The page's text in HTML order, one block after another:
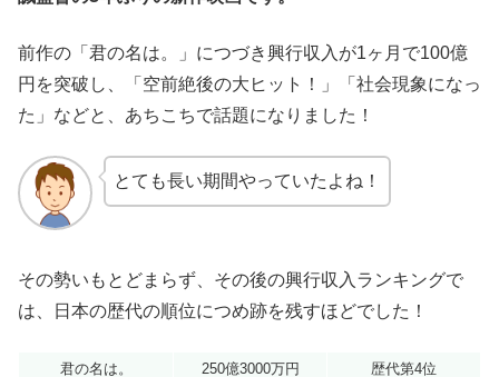
前作の「君の名は。」につづき興行収入が1ヶ月で100億
円を突破し、「空前絶後の大ヒット！」「社会現象になっ
た」などと、あちこちで話題になりました！
とても長い期間やっていたよね！
その勢いもとどまらず、その後の興行収入ランキングで
は、日本の歴代の順位につめ跡を残すほどでした！
君の名は。 250億3000万円
歴代第4位